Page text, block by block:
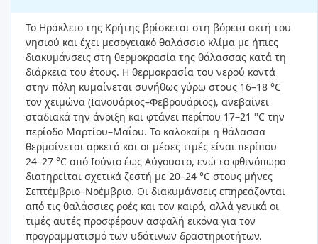
Το Ηράκλειο της Κρήτης βρίσκεται στη βόρεια ακτή του
νησιού και έχει μεσογειακό θαλάσσιο κλίμα με ήπιες
διακυμάνσεις στη θερμοκρασία της θάλασσας κατά τη
διάρκεια του έτους. Η θερμοκρασία του νερού κοντά
στην πόλη κυμαίνεται συνήθως γύρω στους 16–18 °C
τον χειμώνα (Ιανουάριος–Φεβρουάριος), ανεβαίνει
σταδιακά την άνοιξη και φτάνει περίπου 17–21 °C την
περίοδο Μαρτίου–Μαΐου. Το καλοκαίρι η θάλασσα
θερμαίνεται αρκετά και οι μέσες τιμές είναι περίπου
24–27 °C από Ιούνιο έως Αύγουστο, ενώ το φθινόπωρο
διατηρείται σχετικά ζεστή με 20–24 °C στους μήνες
Σεπτέμβριο–Νοέμβριο. Οι διακυμάνσεις επηρεάζονται
από τις θαλάσσιες ροές και τον καιρό, αλλά γενικά οι
τιμές αυτές προσφέρουν ασφαλή εικόνα για τον
προγραμματισμό των υδάτινων δραστηριοτήτων.